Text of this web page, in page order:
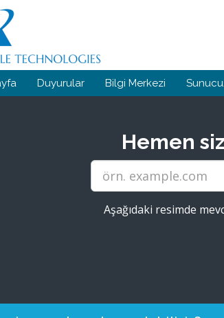
Duyurular Bilgi Merkezi
Hemen
Aşağıdaki resimde